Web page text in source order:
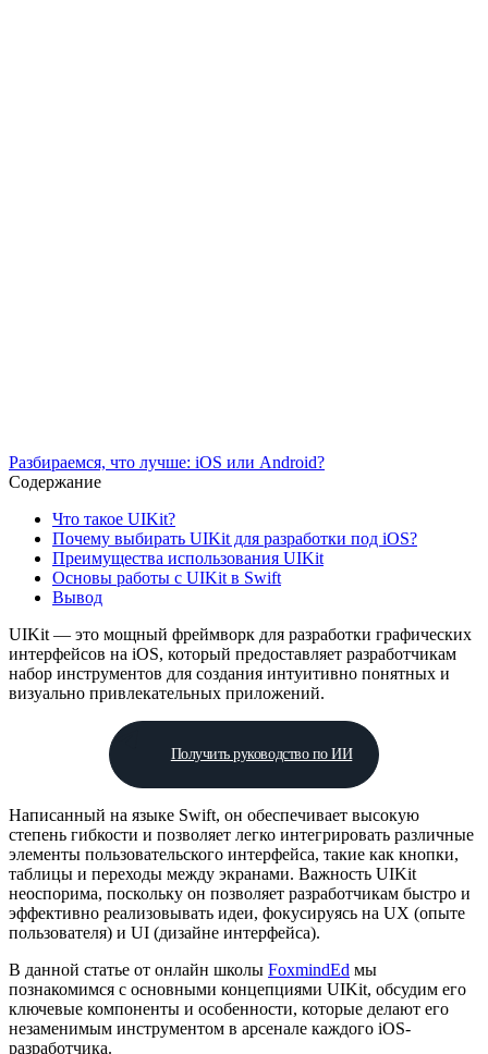
Разбираемся, что лучше: iOS или Android?
Содержание
Что такое UIKit?
Почему выбирать UIKit для разработки под iOS?
Преимущества использования UIKit
Основы работы с UIKit в Swift
Вывод
UIKit — это мощный фреймворк для разработки графических
интерфейсов на iOS, который предоставляет разработчикам
набор инструментов для создания интуитивно понятных и
визуально привлекательных приложений.
Получить руководство по ИИ
Написанный на языке Swift, он обеспечивает высокую
степень гибкости и позволяет легко интегрировать различные
элементы пользовательского интерфейса, такие как кнопки,
таблицы и переходы между экранами. Важность UIKit
неоспорима, поскольку он позволяет разработчикам быстро и
эффективно реализовывать идеи, фокусируясь на UX (опыте
пользователя) и UI (дизайне интерфейса).
В данной статье от онлайн школы FoxmindEd мы
познакомимся с основными концепциями UIKit, обсудим его
ключевые компоненты и особенности, которые делают его
незаменимым инструментом в арсенале каждого iOS-
разработчика.